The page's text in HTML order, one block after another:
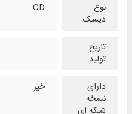
نوع
دیسک
CD
تاریخ
تولید
دارای
نسخه
خیر